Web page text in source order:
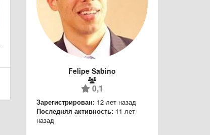
Felipe Sabino
0,1
Зарегистрирован: 12 лет назад
Последняя активность: 11 лет
назад